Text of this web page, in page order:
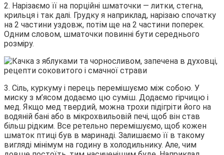
2. Нарізаємо її на порційні шматочки — литки, стегна,
крильця і так далі. Грудку я наприклад, нарізаю спочатку
на 2 частини уздовж, потім ще на 2 частини поперек.
Одним словом, шматочки повинні бути середнього
розміру.
3. Сіль, куркуму і перець перемішуємо між собою. У
миску з м’ясом додаємо цю суміш. Додаємо гірчицю і
мед. Якщо мед твердий, можна трохи підігріти його на
водяній бані або в мікрохвильовій печі, щоб він став
більш рідким. Все ретельно перемішуємо, щоб кожен
шматок птиці був в маринаді. Залишаємо її в такому
вигляді мінімум на годину в холодильнику. Але, чим